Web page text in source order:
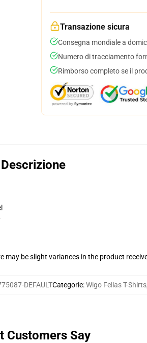
Transazione sicura
Consegna mondiale a
Numero di tracciamento
Rimborso completo se il
Descrizione
may be slight variances in the product
DEFAULTCategorie:Wigo Fellas T-Shirts
Customers Say